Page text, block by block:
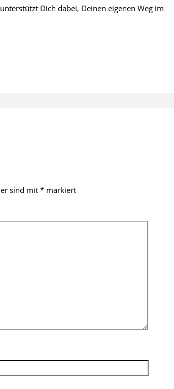
unterstützt Dich dabei, Deinen eigenen Weg im
sind mit* markiert